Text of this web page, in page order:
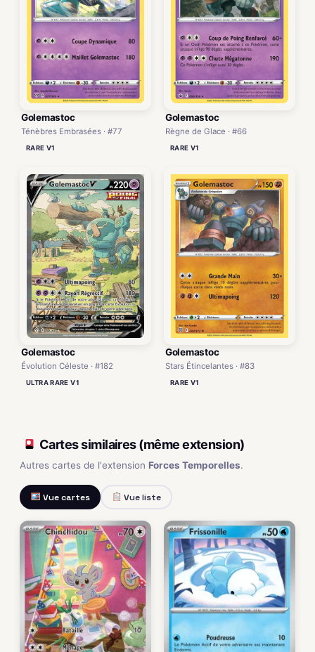
Golemastoc
Ténèbres Embrasées · #77
RARE V1
Golemastoc
Règne de Glace · #66
RARE V1
Golemastoc
Évolution Céleste · #182
ULTRA RARE V1
Golemastoc
Stars Étincelantes · #83
RARE V1
Cartes similaires (même extension)
Autres cartes de l'extension Forces Temporelles.
Vue cartes Vue liste